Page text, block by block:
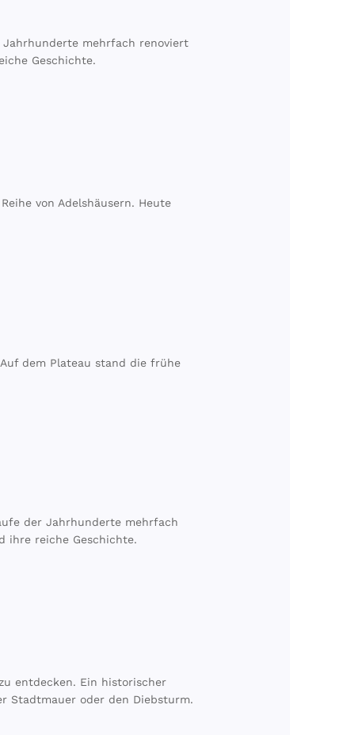
mehrfach renoviert
Geschichte.
von Adelshäusern. Heute
dem Plateau stand die frühe
der Jahrhunderte mehrfach
ihre reiche Geschichte.
entdecken. Ein historischer
Stadtmauer oder den Diebsturm.